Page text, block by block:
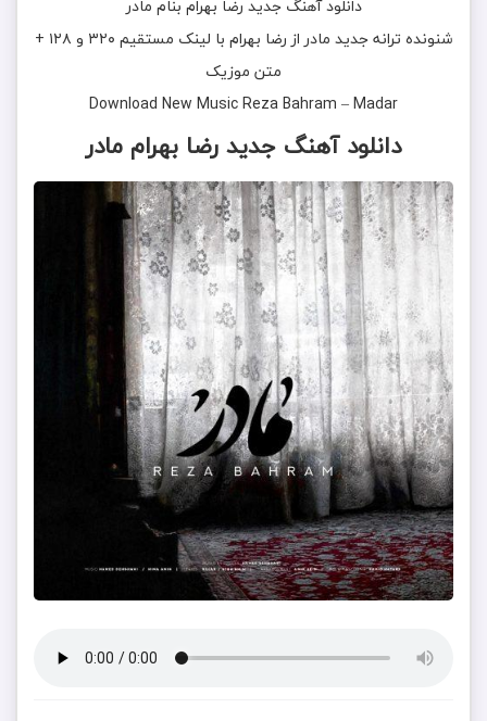
دانلود آهنگ جدید رضا بهرام بنام مادر
شنونده ترانه جدید مادرازرضا بهرام
با لینک مستقیم ۳۲۰ و ۱۲۸ +
متن موزیک
Download New MusicReza Bahram –Madar
دانلود آهنگ جدید رضا بهرام مادر